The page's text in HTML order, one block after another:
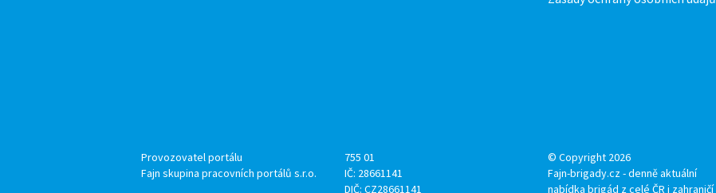
Provozovatel portálu
Fajn skupina pracovních portálů s.r.o.
755 01
IČ: 28661141
DIČ: CZ28661141
© Copyright 2026
Fajn-brigady.cz - denně aktuální
nabídka brigád z celé ČR i zahraničí